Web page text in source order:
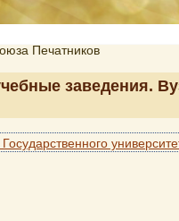
Печатников
заведения.